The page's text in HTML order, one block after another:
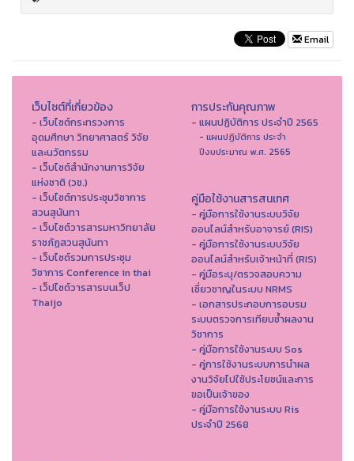
Email
เว็บไซต์ที่เกี่ยวข้อง
- เว็บไซต์กระทรวงการ
อุดมศึกษา วิทยาศาสตร์ วิจัย
และนวัตกรรม
- เว็บไซต์สำนักงานการวิจัย
แห่งชาติ (วช.)
- เว็บไซต์การประชุมวิชาการ
สวนสุนันทา
- เว็บไซต์วารสารมหาวิทยาลัย
ราชภัฏสวนสุนันทา
- เว็บไซต์รวมการประชุม
วิชาการ Conference in thai
- เว็ปไซต์วารสารบนเว็ป
Thaijo
การประกันคุณภาพ
- แผนปฏิบัติการ ประจำปี 2565
- แผนปฏิบัติการ ประจำ
ปีงบประมาณ พ.ศ. 2565
คู่มือใช้งานสารสนเทศ
- คู่มือการใช้งานระบบวิจัย
ออนไลน์สำหรับอาจารย์ (RIS)
- คู่มือการใช้งานระบบวิจัย
ออนไลน์สำหรับเจ้าหน้าที่ (RIS)
- คู่มือระบุ/ตรวจสอบความ
เชี่ยวชาญในระบบ NRMS
- เอกสารประกอบการอบรม
ระบบตรวจการเทียบซ้ำผลงาน
วิชาการ
- คู่มือการใช้งานระบบ Sos
- คู่การใช้งานระบบการนำผล
งานวิจัยไปใช้ประโยชน์และการ
ขอเป็นเจ้าของ
- คู่มือการใช้งานระบบ Ris
ประจำปี 2568